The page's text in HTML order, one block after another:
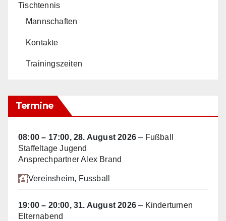
Tischtennis
Mannschaften
Kontakte
Trainingszeiten
Termine
08:00 – 17:00,28. August 2026 – Fußball
Staffeltage Jugend
Ansprechpartner Alex Brand
Vereinsheim, Fussball
19:00 – 20:00,31. August 2026 – Kinderturnen
Elternabend